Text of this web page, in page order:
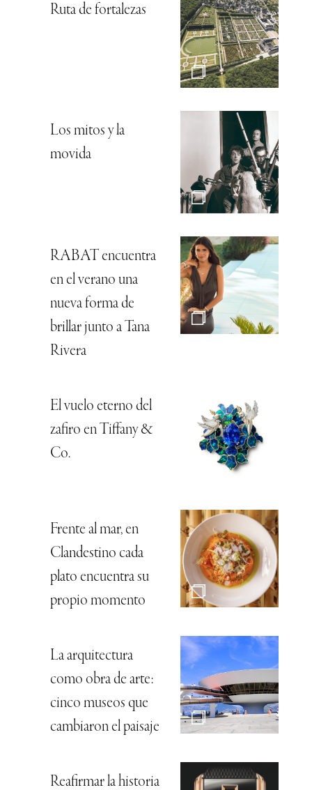
Ruta de fortalezas
Los mitos y la
movida
RABAT encuentra
en el verano una
nueva forma de
brillar junto a Tana
Rivera
El vuelo eterno del
zafiro en Tiffany &
Co.
Frente al mar, en
Clandestino cada
plato encuentra su
propio momento
La arquitectura
como obra de arte:
cinco museos que
cambiaron el paisaje
Reafirmar la historia